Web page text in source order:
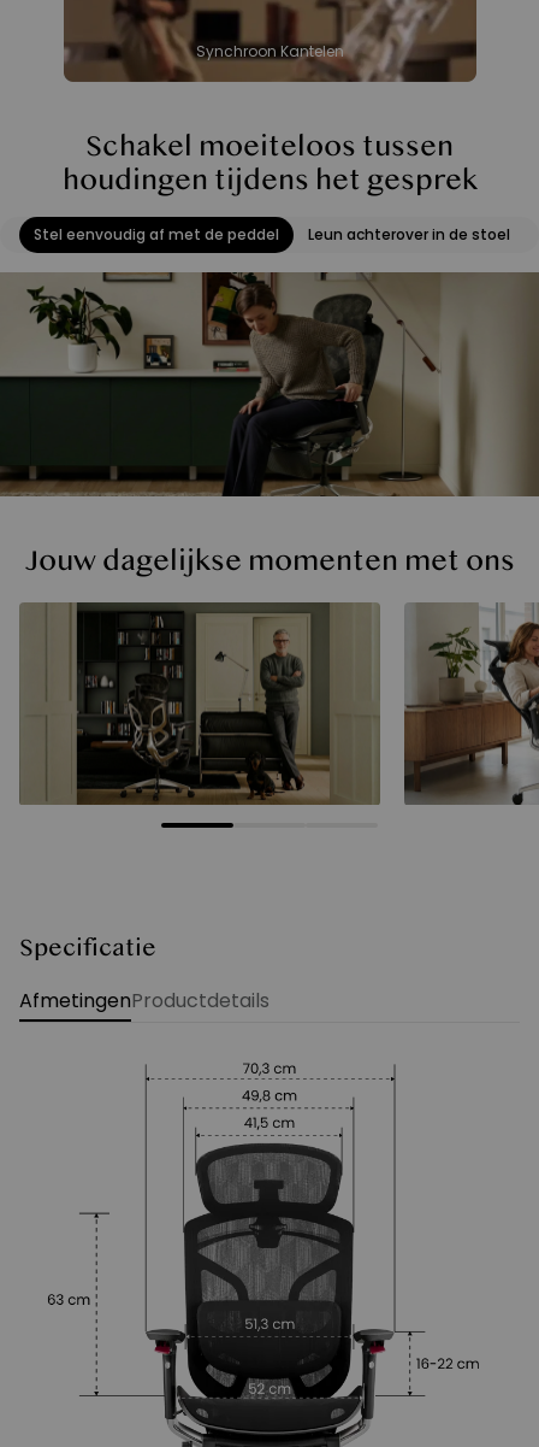
Synchroon Kantelen
Schakel moeiteloos tussen
houdingen tijdens het gesprek
Stel eenvoudig af met de peddel Leun achterover in de stoel
Jouw dagelijkse momenten met ons
Specificatie
AfmetingenProductdetails